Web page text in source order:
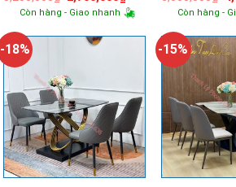
gốc
là:
hiện
tại
2,700,000₫.
Còn hàng - Giao nhanh
là:
Còn hàng -
-18% -15%